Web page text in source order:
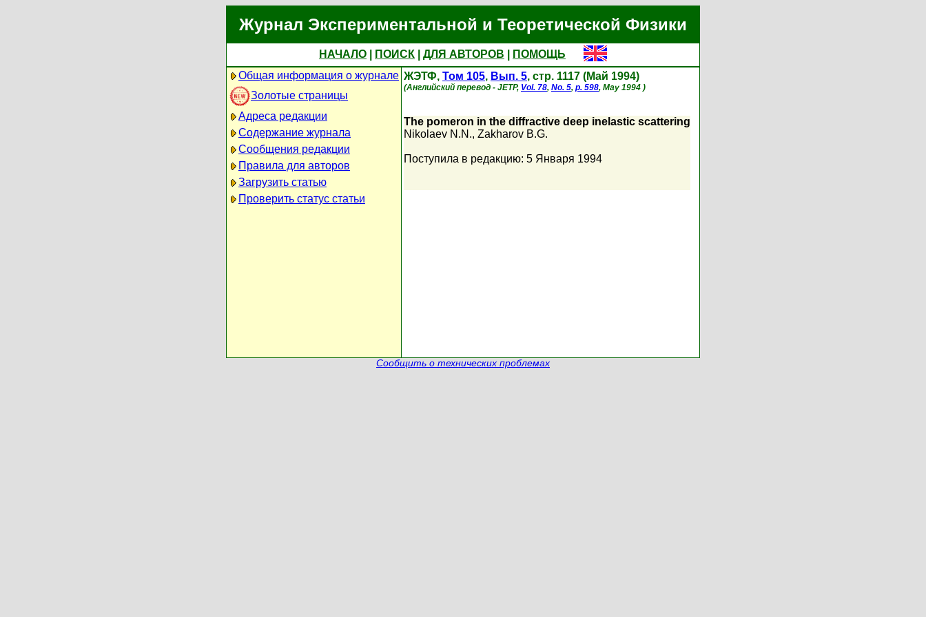
Журнал Экспериментальной и Теоретической Физики
НАЧАЛО ПОИСК ДЛЯ АВТОРОВ
ПОМОЩЬ
Общая информация о журнале
Золотые страницы
Адреса редакции
Содержание журнала
Сообщения редакции
Правила для авторов
Загрузить статью
Проверить статус статьи
ЖЭТФ, Том 105, Вып. 5, стр. 1117 (Май 1994)
(Английский перевод - JETP, Vol. 78, No. 5, p. 598, May 1994 )
The pomeron in the diffractive deep inelastic scattering
Nikolaev N.N., Zakharov B.G.
Поступила в редакцию: 5 Января 1994
Сообщить о технических проблемах